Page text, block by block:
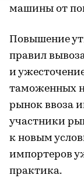
машины от
Повышение
правил
и
таможенных
рынок ввоза
участники
к новым
импортеров
практика.